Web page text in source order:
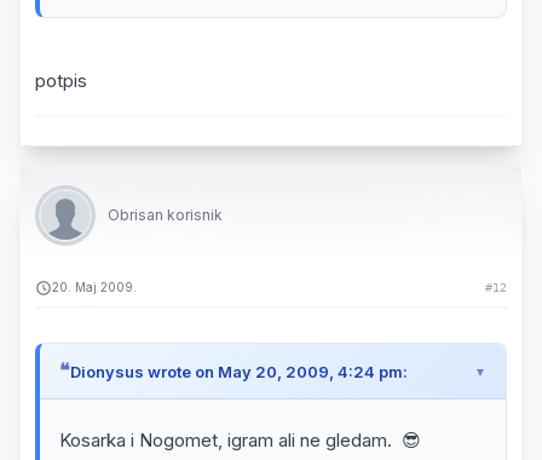
potpis
Obrisan korisnik
20. Maj 2009. #12
Dionysus wrote on May 20, 2009, 4:24 pm:
Kosarka i Nogomet, igram ali ne gledam. 😎